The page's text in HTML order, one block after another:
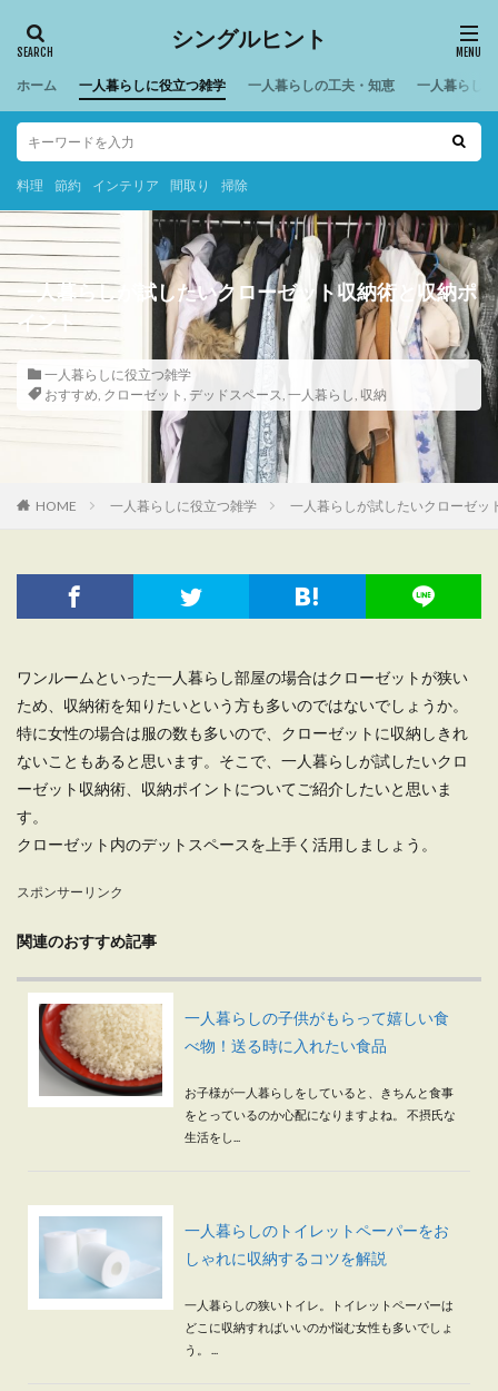
シングルヒント
ホーム 一人暮らしに役立つ雑学 一人暮らしの工夫・知恵 一人暮らし
料理 節約 インテリア 間取り 掃除
一人暮らしが試したいクローゼット収納術と収納ポ
イント
一人暮らしに役立つ雑学
おすすめ, クローゼット , デッドスペース, 一人暮らし, 収納
HOME 一人暮らしに役立つ雑学 一人暮らしが試したいクローゼッ
ワンルームといった一人暮らし部屋の場合はクローゼットが狭い
ため、収納術を知りたいという方も多いのではないでしょうか。
特に女性の場合は服の数も多いので、クローゼットに収納しきれ
ないこともあると思います。そこで、一人暮らしが試したいクロ
ーゼット収納術、収納ポイントについてご紹介したいと思いま
す。
クローゼット内のデットスペースを上手く活用しましょう。
スポンサーリンク
関連のおすすめ記事
一人暮らしの子供がもらって嬉しい食
べ物！送る時に入れたい食品
お子様が一人暮らしをしていると、きちんと食事
をとっているのか心配になりますよね。 不摂氏な
生活をし...
一人暮らしのトイレットペーパーをお
しゃれに収納するコツを解説
一人暮らしの狭いトイレ。トイレットペーパーは
どこに収納すればいいのか悩む女性も多いでしょ
う。 ...